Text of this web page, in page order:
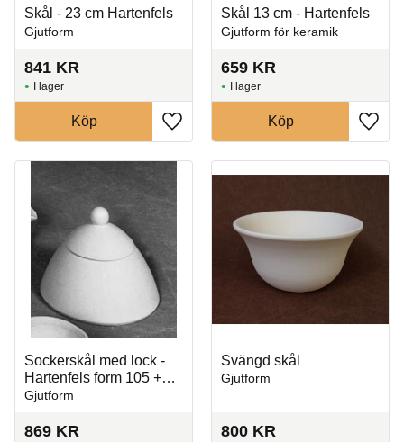
Skål - 23 cm Hartenfels
Gjutform
841 KR
Lägg till i favoriter
I lager
Köp
Skål 13 cm - Hartenfels
Gjutform för keramik
659 KR
Lägg
I lager
Köp
Sockerskål med lock -
Hartenfels form 105 +
105A
Gjutform
869 KR
Svängd skål
Gjutform
800 KR